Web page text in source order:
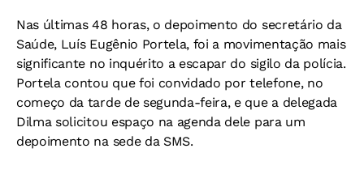
Nas últimas 48 horas, o depoimento do secretário da
Saúde, Luís Eugênio Portela, foi a movimentação mais
significante no inquérito a escapar do sigilo da polícia.
Portela contou que foi convidado por telefone, no
começo da tarde de segunda-feira, e que a delegada
Dilma solicitou espaço na agenda dele para um
depoimento na sede da SMS.